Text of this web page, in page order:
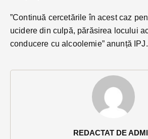
REDACTAT DE
”Continuă cercetările în acest caz
ucidere din culpă, părăsirea locului
conducere cu alcoolemie” anunță IPJ.